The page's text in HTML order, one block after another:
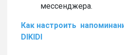
мессенджера.
Как настроить
DIKIDI